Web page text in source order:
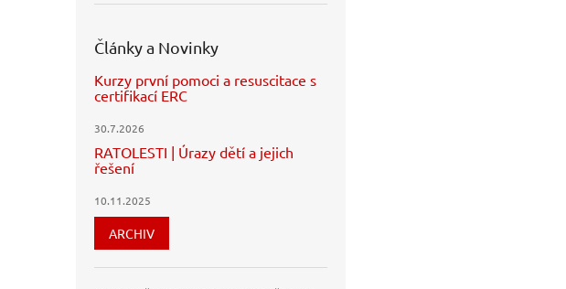
Články a Novinky
Kurzy první pomoci a resuscitace s
certifikací ERC
30.7.2026
RATOLESTI | Úrazy dětí a jejich
řešení
10.11.2025
ARCHIV